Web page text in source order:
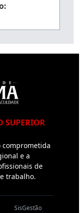
SUPERIOR
comprometida
e a
de
trabalho.
SisGestão